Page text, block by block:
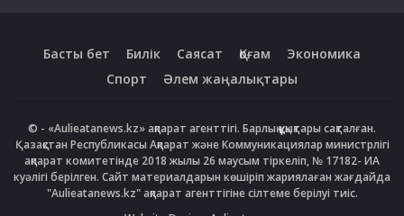
Басты бет Билік Саясат Қоғам
Экономика
Спорт
Әлем жаңалықтары
© - «Aulieatanews.kz» ақпарат агенттігі. Барлық құқықтары сақталған.
Қазақстан Республикасы Ақпарат және Коммуникациялар министрлігі
ақпарат комитетінде 2018 жылы 26 маусым тіркеліп, № 17182- ИА
куәлігі берілген. Сайт материалдарын көшіріп жариялаған жағдайда
"Aulieatanews.kz" ақпарат агенттігіне сілтеме берілуі тиіс.